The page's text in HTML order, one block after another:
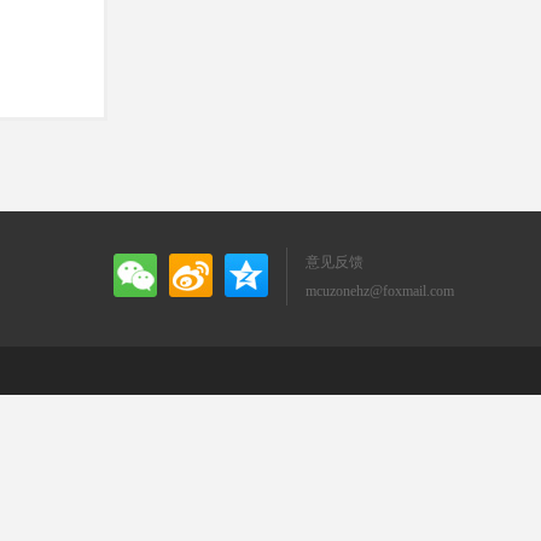
意见反馈
mcuzonehz@foxmail.com